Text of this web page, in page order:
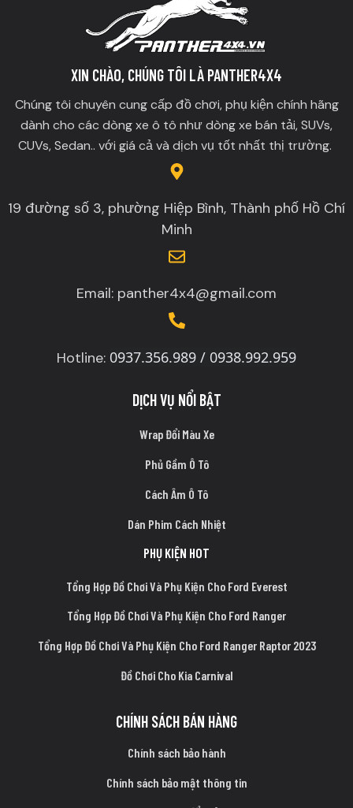
XIN CHÀO, CHÚNG TÔI LÀ PANTHER4X4
Chúng tôi chuyên cung cấp đồ chơi, phụ kiện chính hãng
dành cho các dòng xe ô tô như dòng xe bán tải, SUVs,
CUVs, Sedan.. với giá cả và dịch vụ tốt nhất thị trường.
19 đường số 3, phường Hiệp Bình, Thành phố Hồ Chí
Minh
Email: panther4x4@gmail.com
Hotline: 0937.356.989 / 0938.992.959
DỊCH VỤ NỔI BẬT
Wrap Đổi Màu Xe
Phủ Gầm Ô Tô
Cách Âm Ô Tô
Dán Phim Cách Nhiệt
PHỤ KIỆN HOT
Tổng Hợp Đồ Chơi Và Phụ Kiện Cho Ford Everest
Tổng Hợp Đồ Chơi Và Phụ Kiện Cho Ford Ranger
Tổng Hợp Đồ Chơi Và Phụ Kiện Cho Ford Ranger Raptor 2023
Đồ Chơi Cho Kia Carnival
CHÍNH SÁCH BÁN HÀNG
Chính sách bảo hành
Chính sách bảo mật thông tin